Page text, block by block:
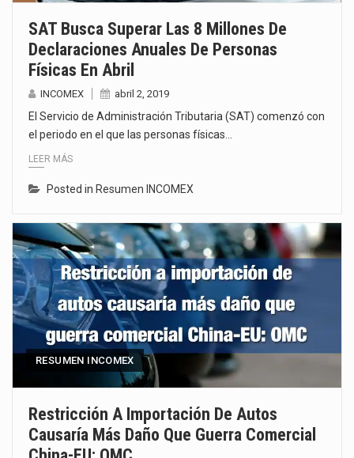
SAT Busca Superar Las 8 Millones De
Declaraciones Anuales De Personas
Físicas En Abril
INCOMEX abril 2, 2019
El Servicio de Administración Tributaria (SAT) comenzó con
el periodo en el que las personas físicas…
LEER MÁS
Posted in Resumen INCOMEX
RESUMEN INCOMEX
Restricción A Importación De Autos
Causaría Más Daño Que Guerra Comercial